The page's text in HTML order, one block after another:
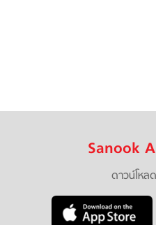
Sanook
ดาวน์โหล